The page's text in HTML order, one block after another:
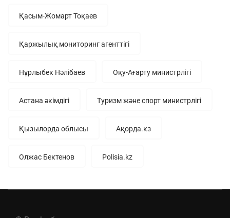
Қасым-Жомарт Тоқаев
Қаржылық мониторинг агенттігі
Нұрлыбек Нәлібаев Оқу-Ағарту министрлігі
Астана әкімдігі Туризм және спорт министрлігі
Қызылорда облысы Ақорда.кз
Олжас Бектенов Polisia.kz